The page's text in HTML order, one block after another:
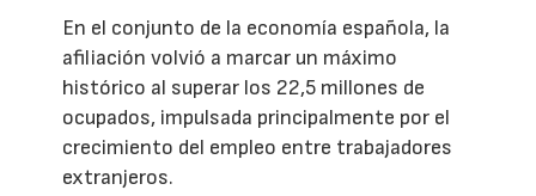
En el conjunto de la economía española, la
afiliación volvió a marcar un máximo
histórico al superar los 22,5 millones de
ocupados, impulsada principalmente por el
crecimiento del empleo entre trabajadores
extranjeros.